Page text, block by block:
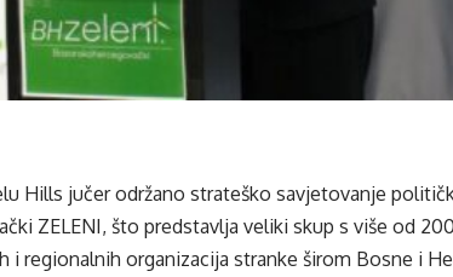
Hills jučer održano strateško savjetovanje
ZELENI, što predstavlja veliki skup s više od
i regionalnih organizacija stranke širom Bosne i